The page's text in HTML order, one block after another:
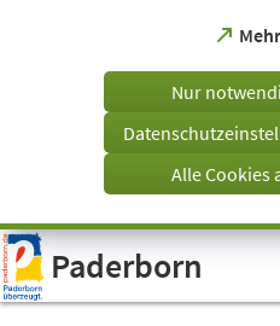
Visuelle
Assistenzsoftware
öffnen.
(Öffnet
einem
Tab)
Nur
Alle Cookies
Paderborn